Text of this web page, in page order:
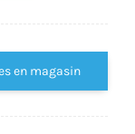
en magasin